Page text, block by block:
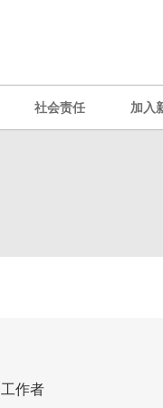
社会责任 加入
作者